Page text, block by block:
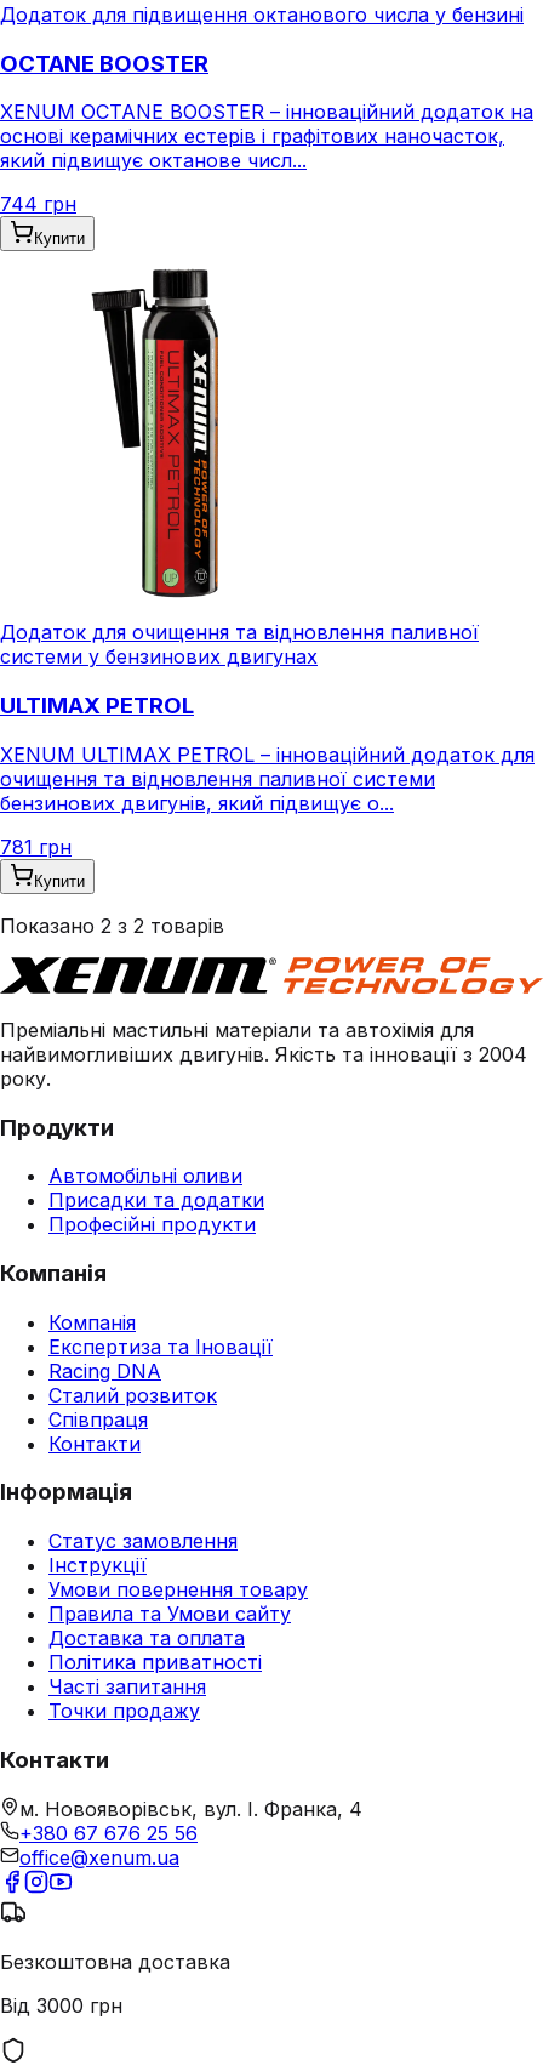
Додаток для підвищення октанового числа у бензині
OCTANE BOOSTER
XENUM OCTANE BOOSTER – інноваційний додаток на
основі керамічних естерів і графітових наночасток,
який підвищує октанове числ...
744 грн
Купити
Додаток для очищення та відновлення паливної
системи у бензинових двигунах
ULTIMAX PETROL
XENUM ULTIMAX PETROL – інноваційний додаток для
очищення та відновлення паливної системи
бензинових двигунів, який підвищує о...
781 грн
Купити
Показано 2 з 2 товарів
Преміальні мастильні матеріали та автохімія для
найвимогливіших двигунів. Якість та інновації з 2004
року.
Продукти
Автомобільні оливи
Присадки та додатки
Професійні продукти
Компанія
Компанія
Експертиза та Іновації
Racing DNA
Сталий розвиток
Співпраця
Контакти
Інформація
Статус замовлення
Інструкції
Умови повернення товару
Правила та Умови сайту
Доставка та оплата
Політика приватності
Часті запитання
Точки продажу
Контакти
м. Новояворівськ, вул. І. Франка, 4
+380 67 676 25 56
office@xenum.ua
Безкоштовна доставка
Від 3000 грн